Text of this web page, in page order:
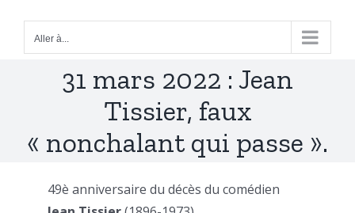
Aller à...
31 mars 2022 : Jean
Tissier, faux
« nonchalant qui passe ».
49è anniversaire du décès du comédien